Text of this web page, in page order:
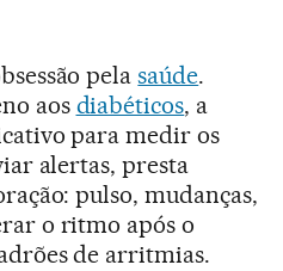
pelasaúde.
aos diabéticos, a
para medir os
alertas, presta
pulso, mudanças,
o ritmo após o
de arritmias.